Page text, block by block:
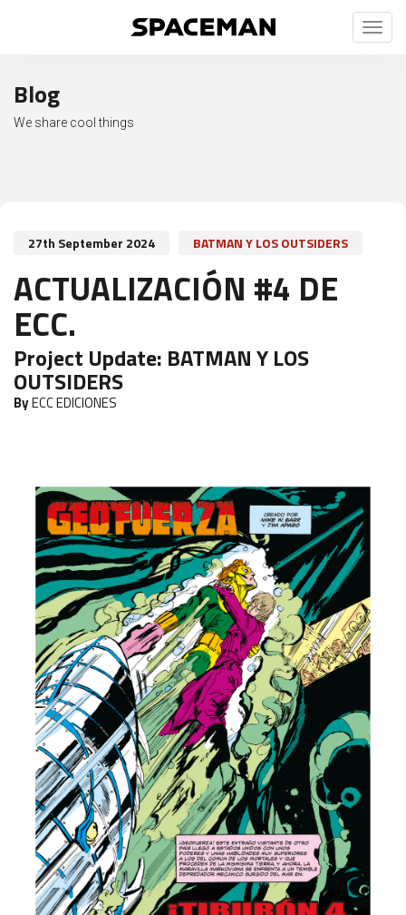
Toggle
Blog
We share cool things
27th September 2024 BATMAN Y LOS OUTSIDERS
ACTUALIZACIÓN #4 DE
ECC.
Project Update: BATMAN Y LOS
OUTSIDERS
ByECC EDICIONES